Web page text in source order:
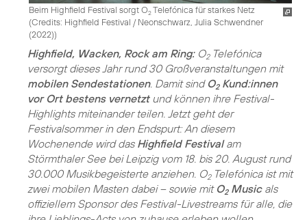
Beim Highfield Festival sorgt O2Telefónica für starkes Netz
(Credits: Highfield Festival / Neonschwarz, Julia Schwendner
(2022))
Highfield, Wacken, Rock am Ring:O2Telefónica
versorgt dieses Jahr rund 30 Großveranstaltungen mit
mobilen Sendestationen. Damit sind O2Kund:innen
vor Ort bestens vernetztund können ihre Festival-
Highlights miteinander teilen. Jetzt geht der
Festivalsommer in den Endspurt: An diesem
Wochenende wird das Highfield Festivalam
Störmthaler See bei Leipzig vom 18. bis 20. August rund
30.000 Musikbegeisterte anziehen. O2Telefónica ist mit
zwei mobilen Masten dabei – sowie mit O2Musicals
offiziellem Sponsor des Festival-Livestreams für alle, die